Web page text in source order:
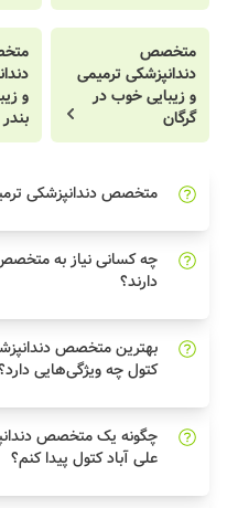
متخصص
دندانپزشکی ترمیمی
و زیبایی خوب در
گرگان
و
متخصص دندانپزشکی
چه کسانی نیاز به
دارند؟
بهترین متخصص
کتول چه ویژگی‌هایی
چگونه یک متخصص
علی آباد کتول پیدا کنم؟